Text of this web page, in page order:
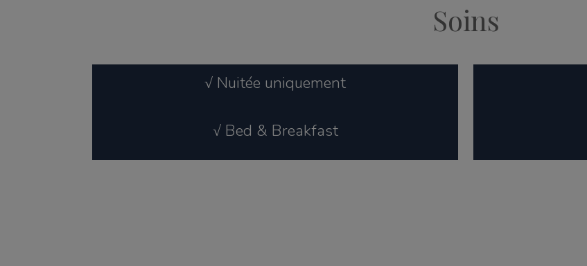
Soins
√ Nuitée uniquement
√ Bed & Breakfast